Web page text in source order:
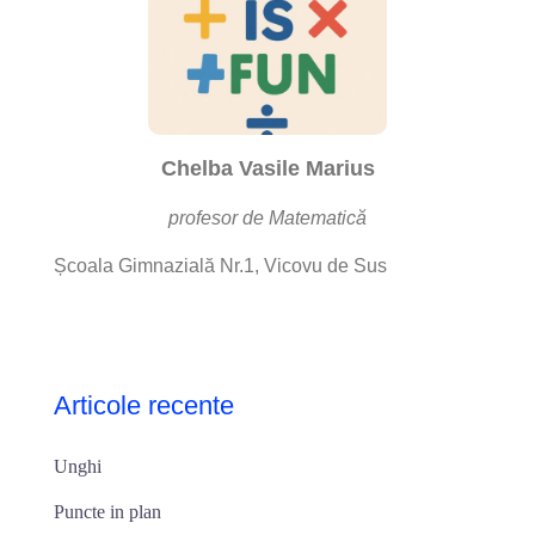
Chelba Vasile Marius
profesor de Matematică
Școala Gimnazială Nr.1, Vicovu de Sus
Articole recente
Unghi
Puncte in plan